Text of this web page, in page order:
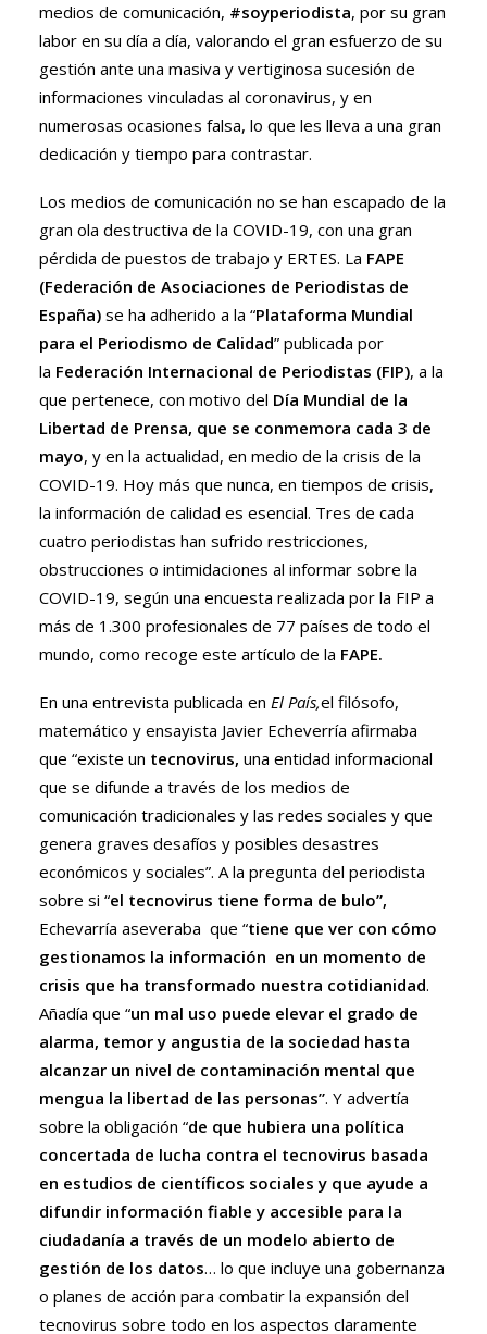
medios de comunicación, #soyperiodista, por su gran
labor en su día a día, valorando el gran esfuerzo de su
gestión ante una masiva y vertiginosa sucesión de
informaciones vinculadas al coronavirus, y en
numerosas ocasiones falsa, lo que les lleva a una gran
dedicación y tiempo para contrastar.
Los medios de comunicación no se han escapado de la
gran ola destructiva de la COVID-19, con una gran
pérdida de puestos de trabajo y ERTES. La FAPE
(Federación de Asociaciones de Periodistas de
España) se ha adherido a la “Plataforma Mundial
para el Periodismo de Calidad” publicada por
la Federación Internacional de Periodistas (FIP), a la
que pertenece, con motivo del Día Mundial de la
Libertad de Prensa, que se conmemora cada 3 de
mayo, y en la actualidad, en medio de la crisis de la
COVID-19. Hoy más que nunca, en tiempos de crisis,
la información de calidad es esencial. Tres de cada
cuatro periodistas han sufrido restricciones,
obstrucciones o intimidaciones al informar sobre la
COVID-19, según una encuesta realizada por la FIP a
más de 1.300 profesionales de 77 países de todo el
mundo, como recoge este artículo de la FAPE.
En una entrevista publicada en El País,el filósofo,
matemático y ensayista Javier Echeverría afirmaba
que “existe un tecnovirus, una entidad informacional
que se difunde a través de los medios de
comunicación tradicionales y las redes sociales y que
genera graves desafíos y posibles desastres
económicos y sociales”. A la pregunta del periodista
sobre si “el tecnovirus tiene forma de bulo”,
Echevarría aseveraba que “tiene que ver con cómo
gestionamos la información en un momento de
crisis que ha transformado nuestra cotidianidad.
Añadía que “un mal uso puede elevar el grado de
alarma, temor y angustia de la sociedad hasta
alcanzar un nivel de contaminación mental que
mengua la libertad de las personas”. Y advertía
sobre la obligación “de que hubiera una política
concertada de lucha contra el tecnovirus basada
en estudios de científicos sociales y que ayude a
difundir información fiable y accesible para la
ciudadanía a través de un modelo abierto de
gestión de los datos… lo que incluye una gobernanza
o planes de acción para combatir la expansión del
tecnovirus sobre todo en los aspectos claramente